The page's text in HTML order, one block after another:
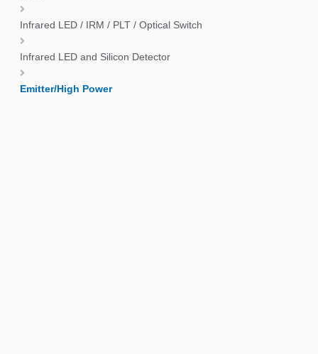
Infrared LED / IRM / PLT / Optical Switch
Infrared LED and Silicon Detector
Emitter/High Power